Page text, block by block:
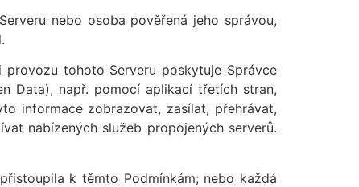
nebo osoba pověřená jeho správou,
tohoto Serveru poskytuje Správce
Data), např. pomocí aplikací třetích stran,
informace zobrazovat, zasílat, přehrávat,
nabízených služeb propojených serverů.
k těmto Podmínkám; nebo každá